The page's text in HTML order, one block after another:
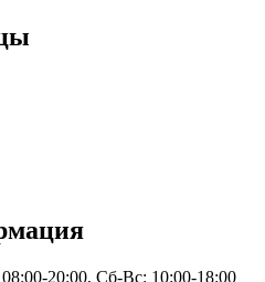
20:00, Сб-Вс: 10:00-18:00